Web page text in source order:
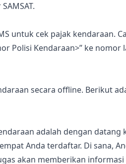
untuk cek pajak kendaraan.
Polisi Kendaraan>” ke nomor
secara offline. Berikut
adalah dengan datang
Anda terdaftar. Di sana,
akan memberikan